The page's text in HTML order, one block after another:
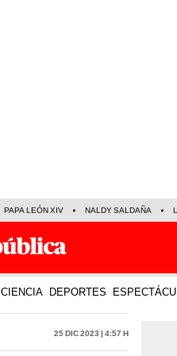
PAPA LEÓN XIV NALDY SALDAÑA
CIENCIA DEPORTES
25 Dic 2023 | 4:57 h